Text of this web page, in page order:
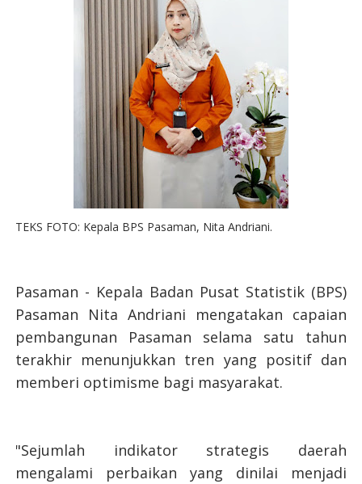
TEKS FOTO: Kepala BPS Pasaman, Nita Andriani.
Pasaman - Kepala Badan Pusat Statistik (BPS)
Pasaman Nita Andriani mengatakan capaian
pembangunan Pasaman selama satu tahun
terakhir menunjukkan tren yang positif dan
memberi optimisme bagi masyarakat.
"Sejumlah indikator strategis daerah
mengalami perbaikan yang dinilai menjadi